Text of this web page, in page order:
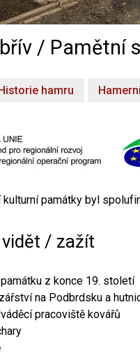
/ Pamětní
Historie hamru
památky byl
/ zažít
z konce 19. století
na Podbrdsku a
pracoviště kovářů